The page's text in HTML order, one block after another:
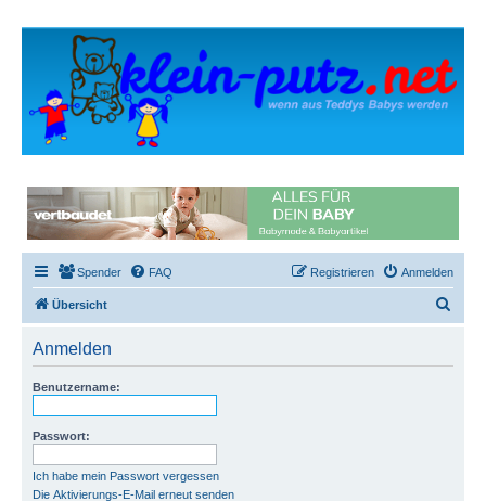
Spender FAQ Anmelden
Registrieren
Übersicht
Anmelden
Benutzername:
Passwort:
Ich habe mein Passwort vergessen
Die Aktivierungs-E-Mail erneut senden